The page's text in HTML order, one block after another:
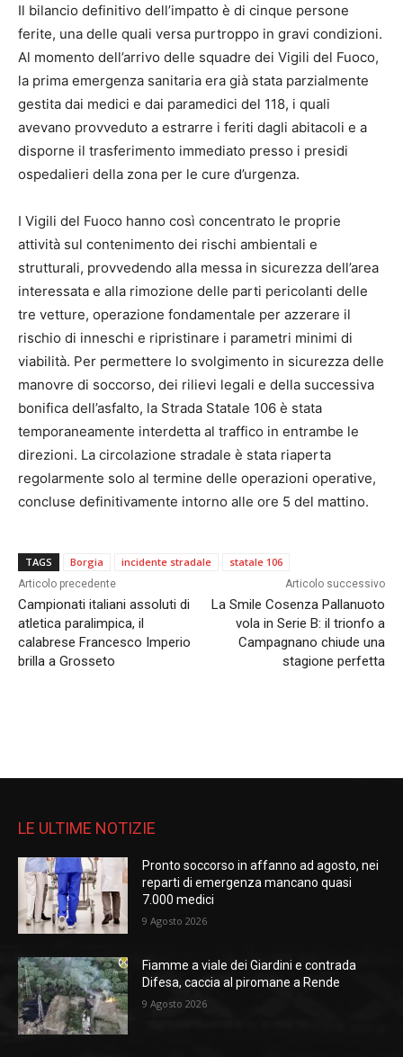
Il bilancio definitivo dell’impatto è di cinque persone
ferite, una delle quali versa purtroppo in gravi condizioni.
Al momento dell’arrivo delle squadre dei Vigili del Fuoco,
la prima emergenza sanitaria era già stata parzialmente
gestita dai medici e dai paramedici del 118, i quali
avevano provveduto a estrarre i feriti dagli abitacoli e a
disporne il trasferimento immediato presso i presidi
ospedalieri della zona per le cure d’urgenza.
I Vigili del Fuoco hanno così concentrato le proprie
attività sul contenimento dei rischi ambientali e
strutturali, provvedendo alla messa in sicurezza dell’area
interessata e alla rimozione delle parti pericolanti delle
tre vetture, operazione fondamentale per azzerare il
rischio di inneschi e ripristinare i parametri minimi di
viabilità. Per permettere lo svolgimento in sicurezza delle
manovre di soccorso, dei rilievi legali e della successiva
bonifica dell’asfalto, la Strada Statale 106 è stata
temporaneamente interdetta al traffico in entrambe le
direzioni. La circolazione stradale è stata riaperta
regolarmente solo al termine delle operazioni operative,
concluse definitivamente intorno alle ore 5 del mattino.
TAGS Borgia incidente stradale statale 106
Articolo precedente
Campionati italiani assoluti di
atletica paralimpica, il
calabrese Francesco Imperio
brilla a Grosseto
Articolo successivo
La Smile Cosenza Pallanuoto
vola in Serie B: il trionfo a
Campagnano chiude una
stagione perfetta
LE ULTIME NOTIZIE
Pronto soccorso in affanno ad agosto, nei
reparti di emergenza mancano quasi
7.000 medici
9 Agosto 2026
Fiamme a viale dei Giardini e contrada
Difesa, caccia al piromane a Rende
9 Agosto 2026